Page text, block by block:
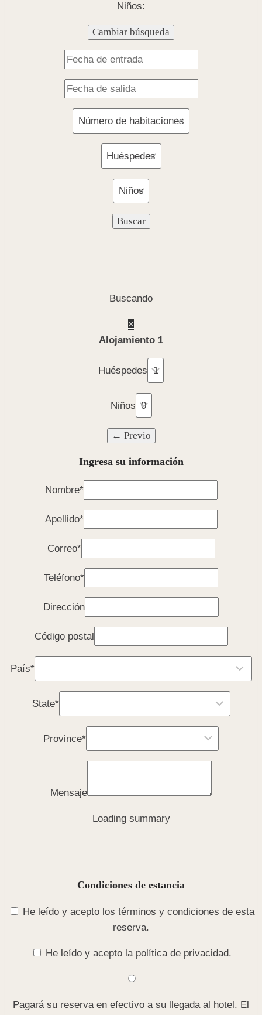
Niños:
Buscando
×
Alojamiento 1
Huéspedes
Niños
Ingresa su información
Nombre*
Apellido*
Correo*
Teléfono*
Dirección
Código postal
País*
State*
Province*
Mensaje
Loading summary
Condiciones de estancia
He leído y acepto los términos y condiciones de esta
reserva.
He leído y acepto la política de privacidad.
Pagará su reserva en efectivo a su llegada al hotel. El